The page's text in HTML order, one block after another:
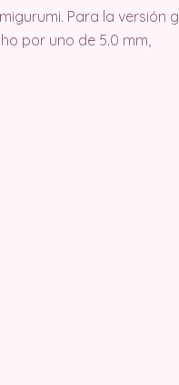
Para la versión
por uno de 5.0 mm,